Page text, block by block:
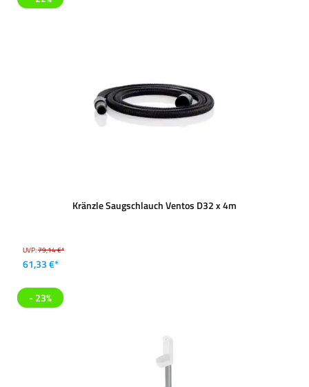
Kränzle Saugschlauch Ventos D32 x 4m
UVP:79,14 €*
61,33 €*
- 23%